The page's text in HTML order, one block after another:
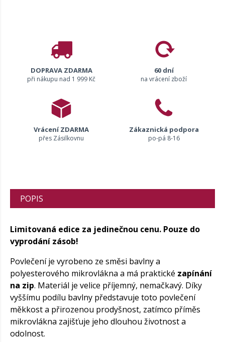
DOPRAVA ZDARMA
při nákupu nad 1 999 Kč
60 dní
na vrácení zboží
Vrácení ZDARMA
přes Zásilkovnu
Zákaznická podpora
po-pá 8-16
POPIS
Limitovaná edice za jedinečnou cenu. Pouze do
vyprodání zásob!
Povlečení je vyrobeno ze směsi bavlny a
polyesterového mikrovlákna a má praktické zapínání
na zip. Materiál je velice příjemný, nemačkavý. Díky
vyššímu podílu bavlny představuje toto povlečení
měkkost a přirozenou prodyšnost, zatímco příměs
mikrovlákna zajišťuje jeho dlouhou životnost a
odolnost.